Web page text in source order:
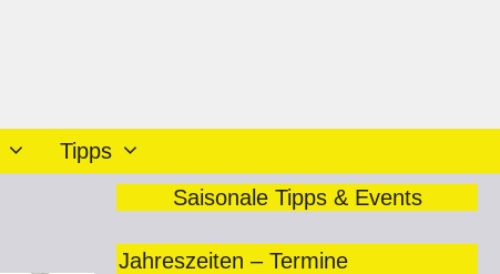
Tipps
Saisonale Tipps & Events
Jahreszeiten – Termine